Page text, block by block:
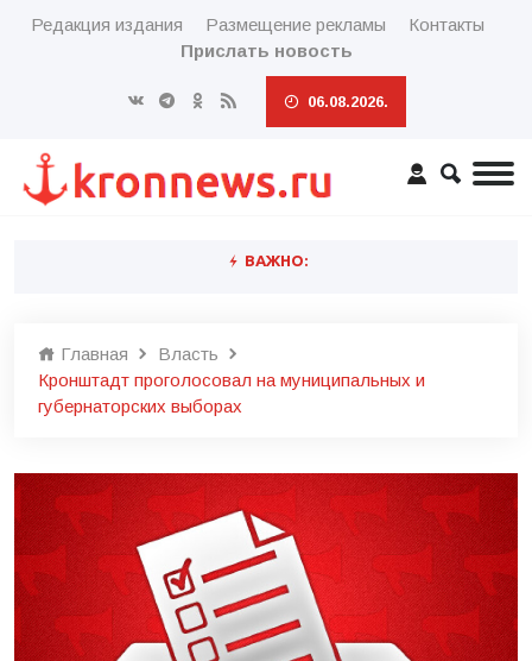
Редакция издания Размещение рекламы
Контакты
Прислать новость
06.08.2026.
ВАЖНО:
Главная
Власть
Кронштадт проголосовал на муниципальных и
губернаторских выборах